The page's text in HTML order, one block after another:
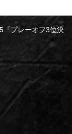
『プレーオフ3位決